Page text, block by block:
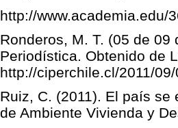
http://www.academia.edu/
Ronderos, M. T. (05 de 09
Periodística. Obtenido de
http://ciperchile.cl/2011/
Ruiz, C. (2011). El país
de Ambiente Vivienda y